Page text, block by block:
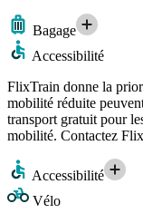
Bagage
Accessibilité
FlixTrain donne la
mobilité réduite
transport gratuit pour
mobilité. Contactez
Accessibilité
Vélo